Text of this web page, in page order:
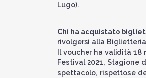
Lugo).
Chi ha acquistato
rivolgersi alla
Il voucher ha validità 18
Festival 2021, Stagione
spettacolo, rispettose